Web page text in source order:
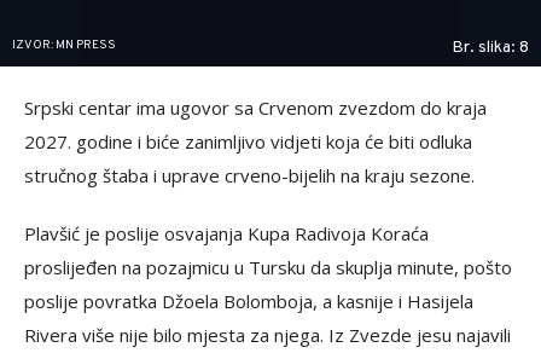
IZVOR: MN PRESS Br. slika: 8
Srpski centar ima ugovor sa Crvenom zvezdom do kraja
2027. godine i biće zanimljivo vidjeti koja će biti odluka
stručnog štaba i uprave crveno-bijelih na kraju sezone.
Plavšić je poslije osvajanja Kupa Radivoja Koraća
proslijeđen na pozajmicu u Tursku da skuplja minute, pošto
poslije povratka Džoela Bolomboja, a kasnije i Hasijela
Rivera više nije bilo mjesta za njega. Iz Zvezde jesu najavili